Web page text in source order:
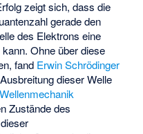
zeigt sich, dass die
gerade den
des Elektrons eine
Ohne über diese
fand Erwin Schrödinger
dieser Welle
Wellenmechanik
Zustände des